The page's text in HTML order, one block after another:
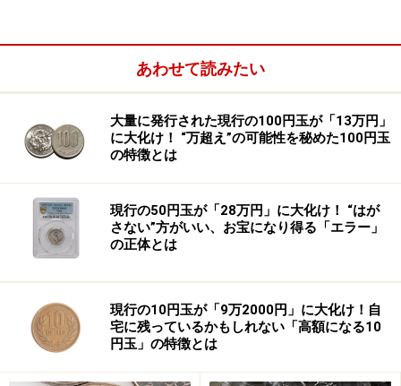
「最終面談で2名のうち1名のみ採用、男性が欲しいと言
したのかと悔しい思いがした。また他の面接では地方出
身の一人住まいは採用しないと言われた（住宅手当がな
募条件に記載してほしかった」
就職活動に苦労していた女性。しかし最終的には就職活
「補欠ではありましたが正社員として採用されたからで
す。その後ひとりが内定を辞退したため、繰り上がりで
職を得ました。とてもラッキーだったと思います。就職
あわせて読みたい
大量に発行された現行の100円玉が「13万円」
に大化け！ “万超え”の可能性を秘めた100円玉
の特徴とは
現行の50円玉が「28万円」に大化け！ “はが
さない”方がいい、お宝になり得る「エラー」
の正体とは
現行の10円玉が「9万2000円」に大化け！自
宅に残っているかもしれない「高額になる10
円玉」の特徴とは